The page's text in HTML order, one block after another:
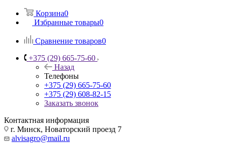
Корзина0
Избранные товары0
Сравнение товаров0
+375 (29) 665-75-60
Назад
Телефоны
+375 (29) 665-75-60
+375 (29) 608-82-15
Заказать звонок
Контактная информация
г. Минск, Новаторский проезд 7
alvisagro@mail.ru